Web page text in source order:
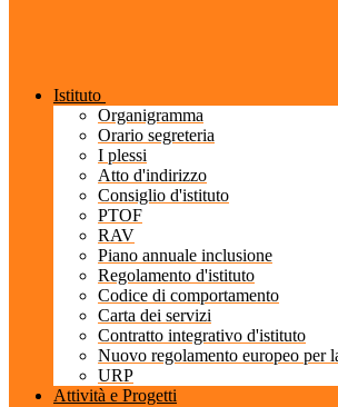
Istituto
Organigramma
Orario segreteria
I plessi
Atto d'indirizzo
Consiglio d'istituto
PTOF
RAV
Piano annuale inclusione
Regolamento d'istituto
Codice di comportamento
Carta dei servizi
Contratto integrativo d'istituto
Nuovo regolamento europeo per
URP
Attività e Progetti